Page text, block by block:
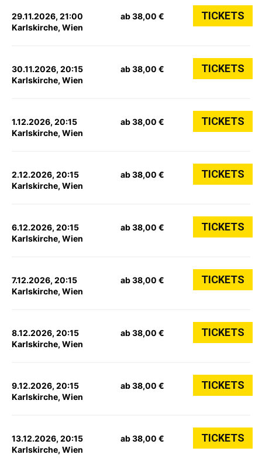
29.11.2026, 21:00
Karlskirche, Wien
ab 38,00 € TICKETS
30.11.2026, 20:15
Karlskirche, Wien
ab 38,00 € TICKETS
1.12.2026, 20:15
Karlskirche, Wien
ab 38,00 € TICKETS
2.12.2026, 20:15
Karlskirche, Wien
ab 38,00 € TICKETS
6.12.2026, 20:15
Karlskirche, Wien
ab 38,00 € TICKETS
7.12.2026, 20:15
Karlskirche, Wien
ab 38,00 € TICKETS
8.12.2026, 20:15
Karlskirche, Wien
ab 38,00 € TICKETS
9.12.2026, 20:15
Karlskirche, Wien
ab 38,00 € TICKETS
13.12.2026, 20:15
Karlskirche, Wien
ab 38,00 € TICKETS